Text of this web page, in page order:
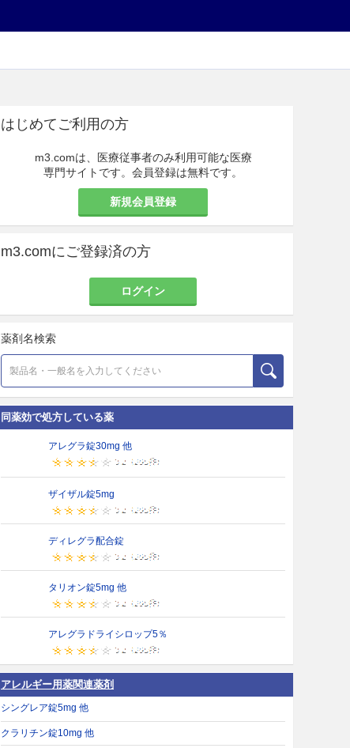
はじめてご利用の方
m3.comは、医療従事者のみ利用可能な医療
専門サイトです。会員登録は無料です。
新規会員登録
m3.comにご登録済の方
ログイン
薬剤名検索
同薬効で処方している薬
アレグラ錠30mg 他
ザイザル錠5mg
ディレグラ配合錠
タリオン錠5mg 他
アレグラドライシロップ5％
アレルギー用薬関連薬剤
シングレア錠5mg 他
クラリチン錠10mg 他